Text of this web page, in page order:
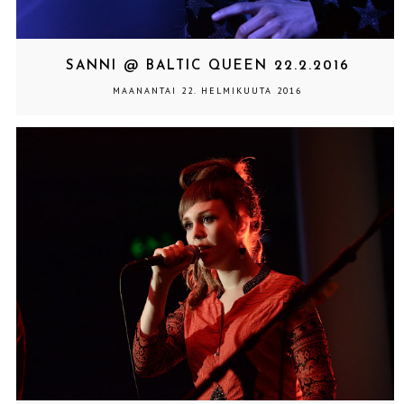
SANNI @ BALTIC QUEEN 22.2.2016
MAANANTAI 22. HELMIKUUTA 2016